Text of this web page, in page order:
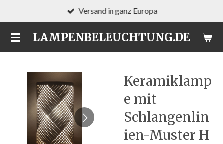
Hauptinhalt
springenLAMPENBELEUCHTUNG.DE
Versand in ganz Europa
Keramiklamp
e mit
Schlangenlin
ien-Muster H